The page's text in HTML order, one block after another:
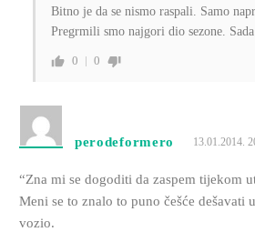
Bitno je da se nismo raspali. Samo
Pregrmili smo najgori dio sezone.
0 0
perodeformero 13.01.2014.
“Zna mi se dogoditi da zaspem tijekom
Meni se to znalo to puno češće dešavati
vozio.